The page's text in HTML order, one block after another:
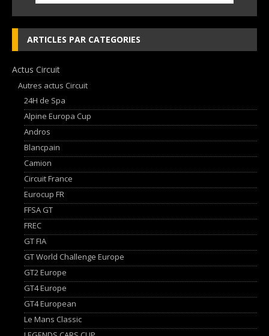
ARTICLES PAR CATEGORIES
Actus Circuit
Autres actus Circuit
24H de Spa
Alpine Europa Cup
Andros
Blancpain
Camion
Circuit France
Eurocup FR
FFSA GT
FREC
GT FIA
GT World Challenge Europe
GT2 Europe
GT4 Europe
GT4 European
Le Mans Classic